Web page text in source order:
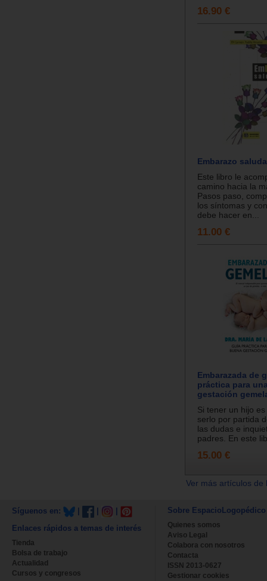
16.90 €
Embarazo
Este libro le
camino hacia la
Pasos paso,
los síntomas y
debe hacer en...
11.00 €
Embarazada de
práctica para
gestación
Si tener un hijo
serlo por partida
las dudas e
padres. En este
15.00 €
Ver más artículos
Síguenos en:
Enlaces rápidos a temas de interés
Tienda
Bolsa de trabajo
Actualidad
Cursos y congresos
Sobre EspacioLogopédico
Quienes somos
Aviso Legal
Colabora con nosotros
Contacta
ISSN 2013-0627
Gestionar cookies